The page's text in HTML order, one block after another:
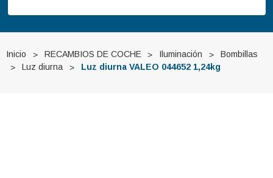
Inicio RECAMBIOS DE COCHE Iluminación
Bombillas
Luz diurna
Luz diurna VALEO 044652 1,24kg